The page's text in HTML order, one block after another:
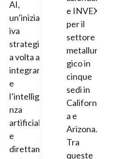
AI,
un’iniziat
iva
strategic
a volta a
integrar
e
l’intellige
nza
artificial
e
direttam
e INVEX
per il
settore
metallur
gico in
cinque
sedi in
Californi
a e
Arizona.
Tra
queste